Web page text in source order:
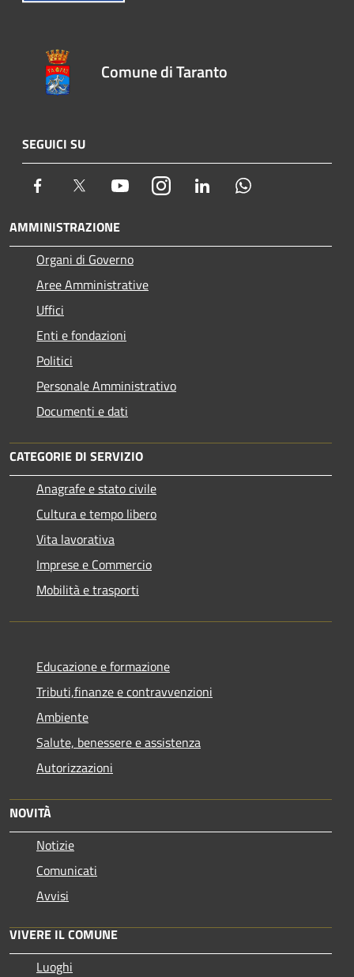
Comune di Taranto
SEGUICI SU
Facebook Twitter YoutubeInstagram LinkedIn
AMMINISTRAZIONE
Organi di Governo
Aree Amministrative
Uffici
Enti e fondazioni
Politici
Personale Amministrativo
Documenti e dati
CATEGORIE DI SERVIZIO
Anagrafe e stato civile
Cultura e tempo libero
Vita lavorativa
Imprese e Commercio
Mobilità e trasporti
Educazione e formazione
Tributi,finanze e contravvenzioni
Ambiente
Salute, benessere e assistenza
Autorizzazioni
NOVITÀ
Notizie
Comunicati
Avvisi
VIVERE IL COMUNE
Luoghi